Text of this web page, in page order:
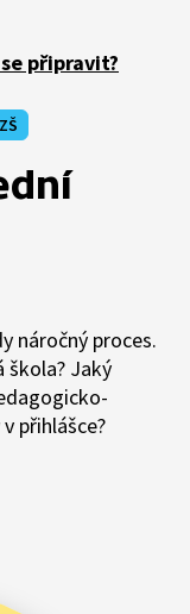
připravit?
náročný proces.
škola? Jaký
přihlášce?